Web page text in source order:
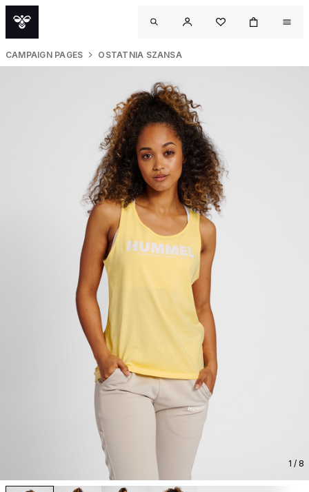
CAMPAIGN PAGES OSTATNIA SZANSA
1 / 8